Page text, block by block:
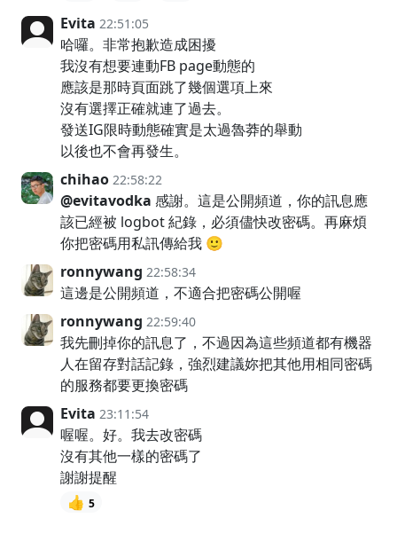
Evita 22:51:05
哈囉。非常抱歉造成困擾
我沒有想要連動FB page動態的
應該是那時頁面跳了幾個選項上來
沒有選擇正確就連了過去。
發送IG限時動態確實是太過魯莽的舉動
以後也不會再發生。
chihao 22:58:22
@evitavodka 感謝。這是公開頻道，你的訊息應
該已經被 logbot 紀錄，必須儘快改密碼。再麻煩
你把密碼用私訊傳給我 🙂
ronnywang 22:58:34
這邊是公開頻道，不適合把密碼公開喔
ronnywang 22:59:40
我先刪掉你的訊息了，不過因為這些頻道都有機器
人在留存對話記錄，強烈建議妳把其他用相同密碼
的服務都要更換密碼
Evita 23:11:54
喔喔。好。我去改密碼
沒有其他一樣的密碼了
謝謝提醒
👍 5